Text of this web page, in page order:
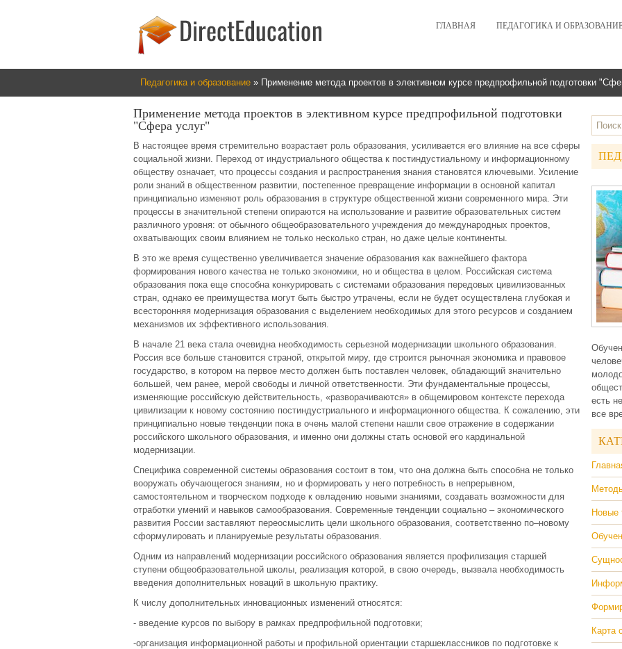
ГЛАВНАЯ ПЕДАГОГИКА И
Педагогика и образование » Применение метода проектов в элективном курсе предпрофильной подготовки
Применение метода проектов в элективном курсе предпрофильной подготовки
"Сфера услуг"
В настоящее время стремительно возрастает роль образования, усиливается его влияние на все сферы
социальной жизни. Переход от индустриального общества к постиндустиальному и информационному
обществу означает, что процессы создания и распространения знания становятся ключевыми. Усиление
роли знаний в общественном развитии, постепенное превращение информации в основной капитал
принципиально изменяют роль образования в структуре общественной жизни современного мира. Эти
процессы в значительной степени опираются на использование и развитие образовательных систем
различного уровня: от обычного общеобразовательного учреждения до международных проектов,
охватывающих своим влиянием не только несколько стран, но даже целые континенты.
В это же время существенно увеличивается значение образования как важнейшего фактора
формирования нового качества не только экономики, но и общества в целом. Российская система
образования пока еще способна конкурировать с системами образования передовых цивилизованных
стран, однако ее преимущества могут быть быстро утрачены, если не будет осуществлена глубокая и
всесторонняя модернизация образования с выделением необходимых для этого ресурсов и созданием
механизмов их эффективного использования.
В начале 21 века стала очевидна необходимость серьезной модернизации школьного образования.
Россия все больше становится страной, открытой миру, где строится рыночная экономика и правовое
государство, в котором на первое место должен быть поставлен человек, обладающий значительно
большей, чем ранее, мерой свободы и личной ответственности. Эти фундаментальные процессы,
изменяющие российскую действительность, «разворачиваются» в общемировом контексте перехода
цивилизации к новому состоянию постиндустриального и информационного общества. К сожалению, эти
принципиально новые тенденции пока в очень малой степени нашли свое отражение в содержании
российского школьного образования, и именно они должны стать основой его кардинальной
модернизации.
Специфика современной системы образования состоит в том, что она должна быть способна не только
вооружать обучающегося знаниям, но и формировать у него потребность в непрерывном,
самостоятельном и творческом подходе к овладению новыми знаниями, создавать возможности для
отработки умений и навыков самообразования. Современные тенденции социально – экономического
развития России заставляют переосмыслить цели школьного образования, соответственно по–новому
сформулировать и планируемые результаты образования.
Одним из направлений модернизации российского образования является профилизация старшей
ступени общеобразовательной школы, реализация которой, в свою очередь, вызвала необходимость
введения дополнительных новаций в школьную практику.
К числу дополнительных инновационных изменений относятся:
- введение курсов по выбору в рамках предпрофильной подготовки;
-организация информационной работы и профильной ориентации старшеклассников по подготовке к
есть
все
Новые
Карта